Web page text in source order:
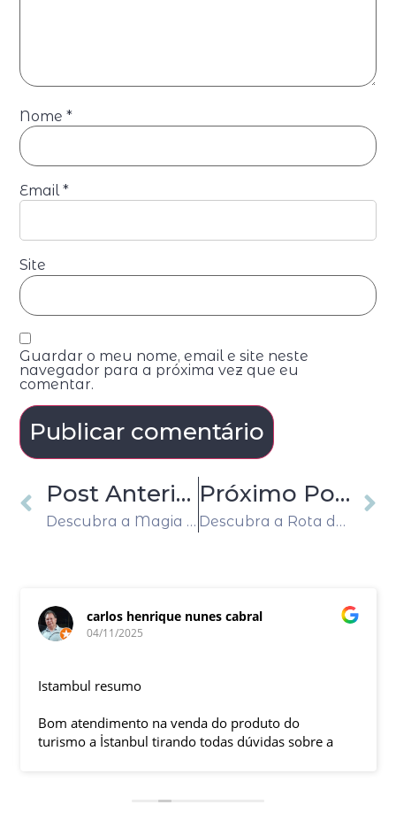
Nome*
Email*
Site
Guardar o meu nome, email e site neste
navegador para a próxima vez que eu
comentar.
Post Anterior
Descubra a Magia do Roteiro “Itália Dolce Vita com Costa Amalfitana e Paris”
Próximo Post
Descubra a Rota dos Castelos e Palácios na Europa: Uma Viagem Pelos Cenários de Contos de Fadas
carlos henrique nunes cabral
04/11/2025
Istambul resumo
Bom atendimento na venda do produto do
turismo a İstanbul tirando todas dúvidas sobre a
ficaram em SP trabalhando. A associação dessa